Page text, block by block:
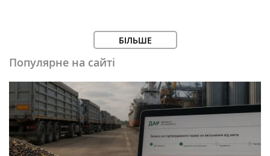
БІЛЬШЕ
Популярне на сайті